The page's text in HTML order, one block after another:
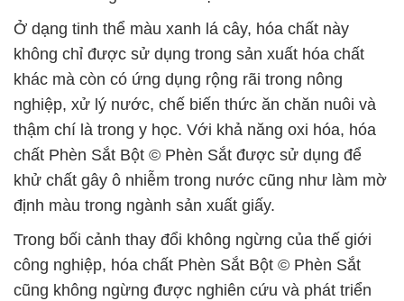
Ở dạng tinh thể màu xanh lá cây, hóa chất này
không chỉ được sử dụng trong sản xuất hóa chất
khác mà còn có ứng dụng rộng rãi trong nông
nghiệp, xử lý nước, chế biến thức ăn chăn nuôi và
thậm chí là trong y học. Với khả năng oxi hóa, hóa
chất Phèn Sắt Bột © Phèn Sắt được sử dụng để
khử chất gây ô nhiễm trong nước cũng như làm mờ
định màu trong ngành sản xuất giấy.
Trong bối cảnh thay đổi không ngừng của thế giới
công nghiệp, hóa chất Phèn Sắt Bột © Phèn Sắt
cũng không ngừng được nghiên cứu và phát triển